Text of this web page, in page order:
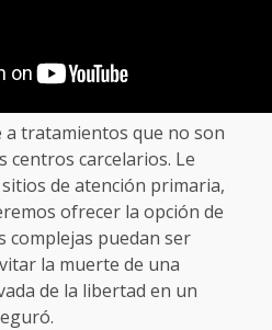
a tratamientos que no son
centros carcelarios. Le
de atención primaria,
ofrecer la opción de
complejas puedan ser
la muerte de una
de la libertad en un